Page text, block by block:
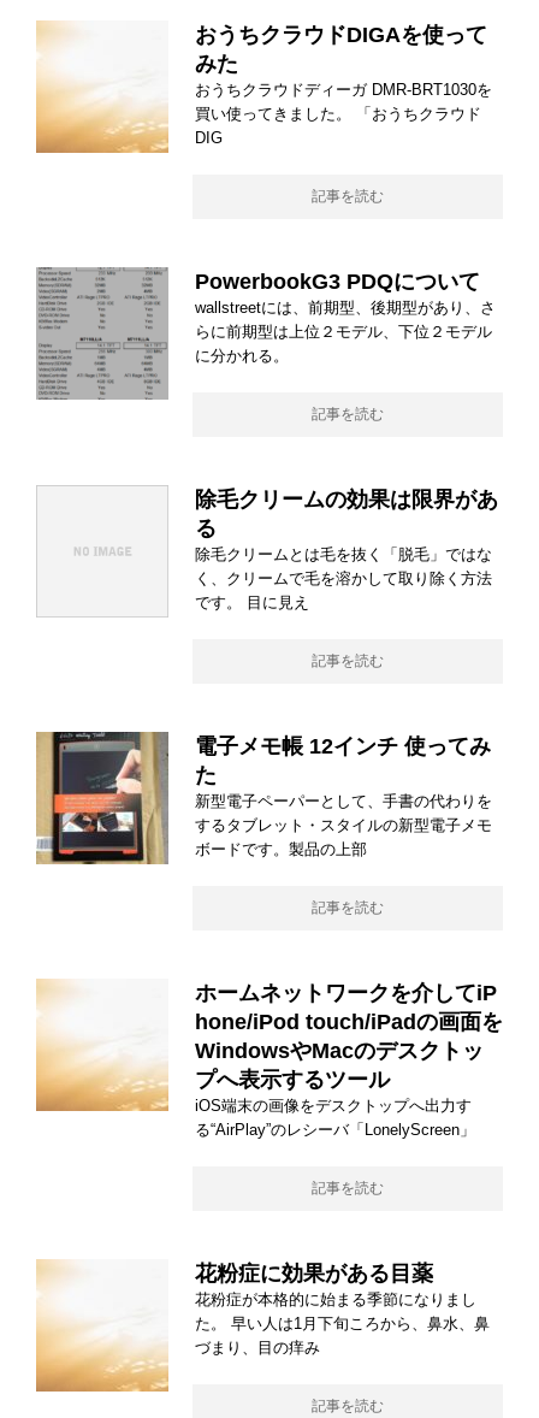
おうちクラウドDIGAを使って
みた
おうちクラウドディーガ DMR-BRT1030を
買い使ってきました。 「おうちクラウド
DIG
記事を読む
PowerbookG3 PDQについて
wallstreetには、前期型、後期型があり、さ
らに前期型は上位２モデル、下位２モデル
に分かれる。
記事を読む
除毛クリームの効果は限界があ
る
除毛クリームとは毛を抜く「脱毛」ではな
く、クリームで毛を溶かして取り除く方法
です。 目に見え
記事を読む
電子メモ帳 12インチ 使ってみ
た
新型電子ペーパーとして、手書の代わりを
するタブレット・スタイルの新型電子メモ
ボードです。製品の上部
記事を読む
ホームネットワークを介してiP
hone/iPod touch/iPadの画面を
WindowsやMacのデスクトッ
プへ表示するツール
iOS端末の画像をデスクトップへ出力す
る“AirPlay”のレシーバ「LonelyScreen」
記事を読む
花粉症に効果がある目薬
花粉症が本格的に始まる季節になりまし
た。 早い人は1月下旬ころから、鼻水、鼻
づまり、目の痒み
記事を読む